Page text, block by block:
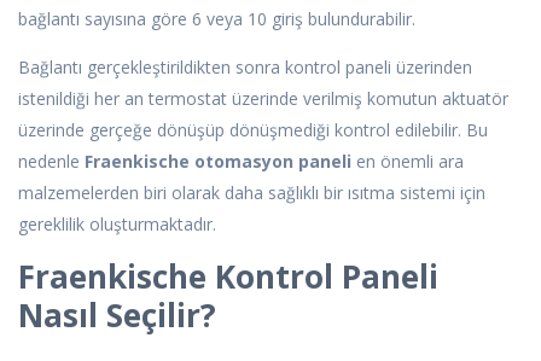
bağlantı sayısına göre 6 veya 10 giriş bulundurabilir.
Bağlantı gerçekleştirildikten sonra kontrol paneli üzerinden
istenildiği her an termostat üzerinde verilmiş komutun aktuatör
üzerinde gerçeğe dönüşüp dönüşmediği kontrol edilebilir. Bu
nedenle Fraenkische otomasyon paneli en önemli ara
malzemelerden biri olarak daha sağlıklı bir ısıtma sistemi için
gereklilik oluşturmaktadır.
Fraenkische Kontrol Paneli
Nasıl Seçilir?